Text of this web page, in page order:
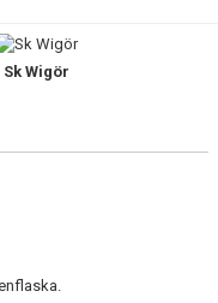
Sk Wigör